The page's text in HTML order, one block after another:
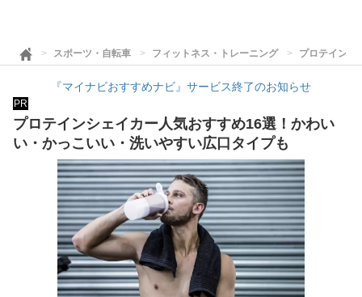
スポーツ・自転車 フィットネス・トレーニング プロテインシ
『マイナビおすすめナビ』サービス終了のお知らせ
PR
プロテインシェイカー人気おすすめ16選！かわい
い・かっこいい・洗いやすい広口タイプも